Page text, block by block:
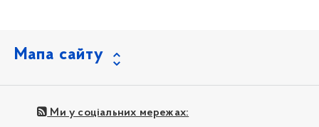
Мапа сайту
Ми у соціальних мережах: